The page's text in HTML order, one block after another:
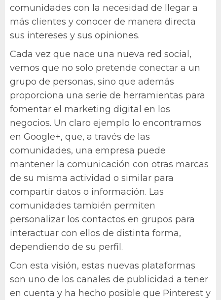
comunidades con la necesidad de llegar a
más clientes y conocer de manera directa
sus intereses y sus opiniones.
Cada vez que nace una nueva red social,
vemos que no solo pretende conectar a un
grupo de personas, sino que además
proporciona una serie de herramientas para
fomentar el marketing digital en los
negocios. Un claro ejemplo lo encontramos
en Google+, que, a través de las
comunidades, una empresa puede
mantener la comunicación con otras marcas
de su misma actividad o similar para
compartir datos o información. Las
comunidades también permiten
personalizar los contactos en grupos para
interactuar con ellos de distinta forma,
dependiendo de su perfil.
Con esta visión, estas nuevas plataformas
son uno de los canales de publicidad a tener
en cuenta y ha hecho posible que Pinterest y